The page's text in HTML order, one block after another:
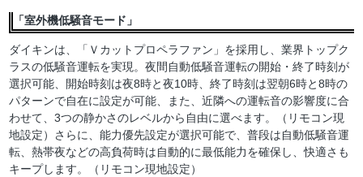
「室外機低騒音モード」
ダイキンは、「Ｖカットプロペラファン」を採用し、業界トップク
ラスの低騒音運転を実現。夜間自動低騒音運転の開始・終了時刻が
選択可能、開始時刻は夜8時と夜10時、終了時刻は翌朝6時と8時の
パターンで自在に設定が可能、また、近隣への運転音の影響度に合
わせて、3つの静かさのレベルから自由に選べます。（リモコン現
地設定）さらに、能力優先設定が選択可能で、普段は自動低騒音運
転、熱帯夜などの高負荷時は自動的に最低能力を確保し、快適さも
キープします。（リモコン現地設定）